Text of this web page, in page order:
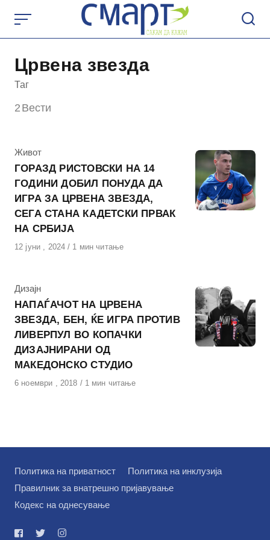
content
Црвена звезда
Таг
2 Вести
КАтегорија
Живот
ГОРАЗД РИСТОВСКИ НА 14
ГОДИНИ ДОБИЛ ПОНУДА ДА
ИГРА ЗА ЦРВЕНА ЗВЕЗДА,
СЕГА СТАНА КАДЕТСКИ ПРВАК
НА СРБИЈА
Објавено
12 јуни , 2024 1 мин читање
КАтегорија
Дизајн
НАПАЃАЧОТ НА ЦРВЕНА
ЗВЕЗДА, БЕН, ЌЕ ИГРА ПРОТИВ
ЛИВЕРПУЛ ВО КОПАЧКИ
ДИЗАЈНИРАНИ ОД
МАКЕДОНСКО СТУДИО
Објавено
6 ноември , 2018 1 мин читање
Политика на приватност
Политика на инклузија
Правилник за внатрешно пријавување
Кодекс на однесување